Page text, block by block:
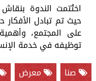
اختُتمت الندوة
حيث تم تبادل الأفكار
على المجتمع،
توظيفه في خدمة
صنا
معرض